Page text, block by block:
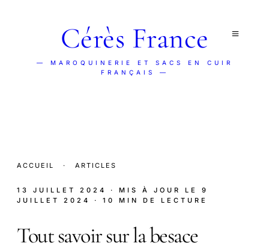
Cérès France
— MAROQUINERIE ET SACS EN CUIR
FRANÇAIS —
ACCUEIL · ARTICLES
13 JUILLET 2024 · MIS À JOUR LE 9
JUILLET 2024
· 10 MIN DE LECTURE
Tout savoir sur la besace